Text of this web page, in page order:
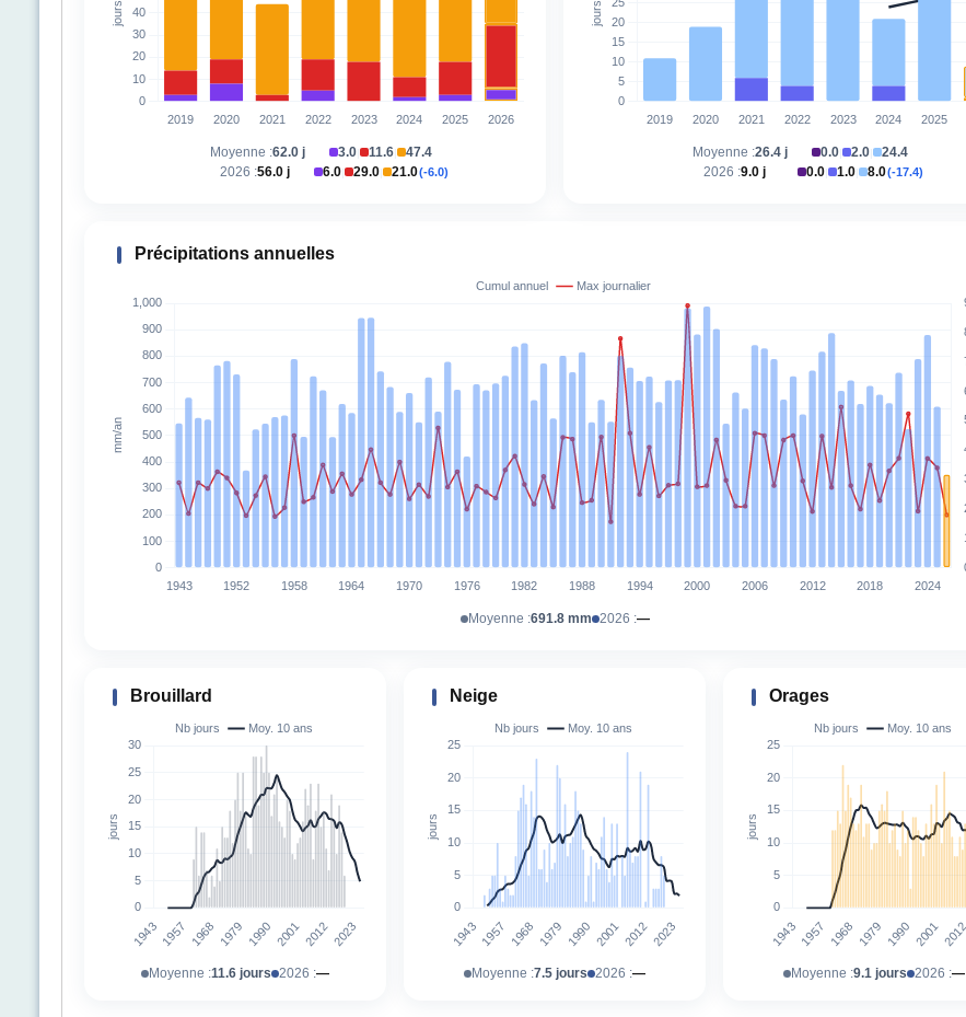
Moyenne :62.0 j 3.0 11.6
47.4
2026 :56.0 j 6.0| 29.0| 21.0(-6.0)
Moyenne :26.4 j 0.0 2.0
24.4
2026 :9.0 j 0.0| 1.0| 8.0(-17.4)
Précipitations annuelles
Moyenne :691.8 mm 2026 :—
Brouillard
Moyenne :11.6 jours 2026 :—
Neige
Moyenne :7.5 jours 2026 :—
Orages
Moyenne :9.1 jours 2026 :—